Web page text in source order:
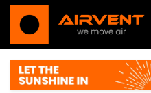
Overslaan naar inhoud